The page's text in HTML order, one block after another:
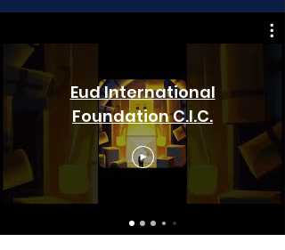
Eud International
Foundation C.I.C.